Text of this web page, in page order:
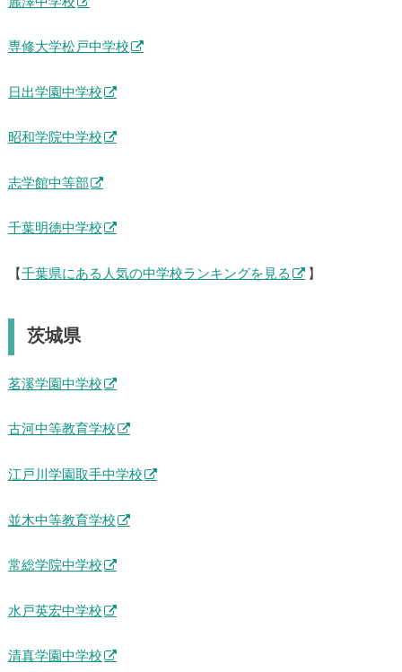
専修大学松戸中学校
日出学園中学校
昭和学院中学校
志学館中等部
千葉明徳中学校
【 千葉県にある人気の中学校ランキングを見る 】
茨城県
茗溪学園中学校
古河中等教育学校
江戸川学園取手中学校
並木中等教育学校
常総学院中学校
水戸英宏中学校
清真学園中学校